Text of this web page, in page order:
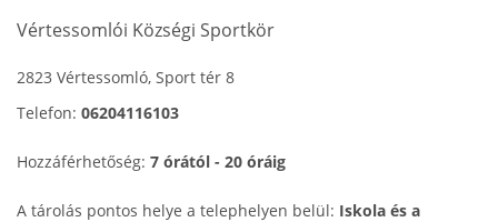
Vértessomlói Községi Sportkör
2823 Vértessomló, Sport tér 8
Telefon: 06204116103
Hozzáférhetőség: 7 órától - 20 óráig
A tárolás pontos helye a telephelyen belül: Iskola és a